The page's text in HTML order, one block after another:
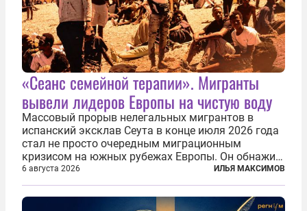
«Сеанс семейной терапии». Мигранты
вывели лидеров Европы на чистую воду
Массовый прорыв нелегальных мигрантов в
испанский эксклав Сеута в конце июля 2026 года
стал не просто очередным миграционным
кризисом на южных рубежах Европы. Он обнажил
фундаментальный раскол внутри Евросоюза,
продемонстрировав, что десятилетиями
выстраивавшаяся миграционная политика ЕС
6 августа 2026 ИЛЬЯ МАКСИМОВ